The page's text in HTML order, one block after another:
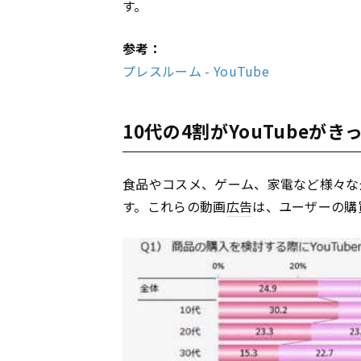
す。
参考：
プレスルーム - YouTube
10代の4割がYouTubeがき
食品やコスメ、ゲーム、家電など様々
す。これらの動画広告は、ユーザーの